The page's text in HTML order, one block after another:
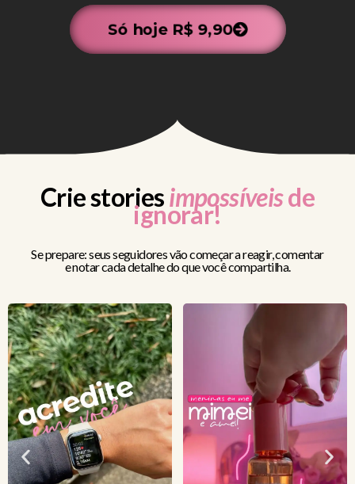
Só hoje R$ 9,90
Crie storiesimpossíveisde
ignorar!
Se prepare: seus seguidores vão começar a reagir, comentar
e notar cada detalhe do que você compartilha.